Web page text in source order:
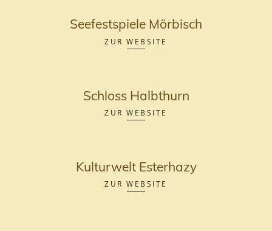
Seefestspiele Mörbisch
ZUR WEBSITE
Schloss Halbthurn
ZUR WEBSITE
Kulturwelt Esterhazy
ZUR WEBSITE